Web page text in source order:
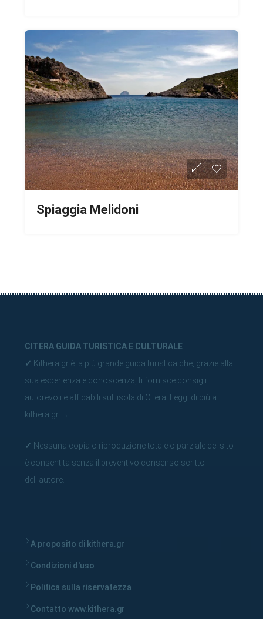
Spiaggia Melidoni
CITERA GUIDA TURISTICA E CULTURALE
✓ Kithera.gr è la più grande guida turistica che, grazie alla
sua esperienza e conoscenza, ti fornisce consigli
autorevoli e affidabili sull'isola di Citera. Leggi di più a
kithera.gr →
✓ Nessuna copia o riproduzione totale o parziale del sito
è consentita senza il preventivo consenso scritto
dell'autore.
A proposito di kithera.gr
Condizioni d'uso
Politica sulla riservatezza
Contatto www.kithera.gr